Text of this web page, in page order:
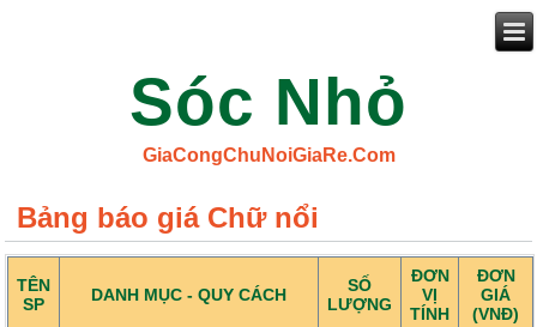
Sóc Nhỏ
GiaCongChuNoiGiaRe.Com
Bảng báo giá Chữ nổi
TÊN
SP
DANH MỤC - QUY CÁCH
SỐ
LƯỢNG
ĐƠN
VỊ
TÍNH
ĐƠN
GIÁ
(VNĐ)